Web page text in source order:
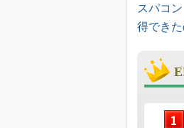
スパコ
得でき